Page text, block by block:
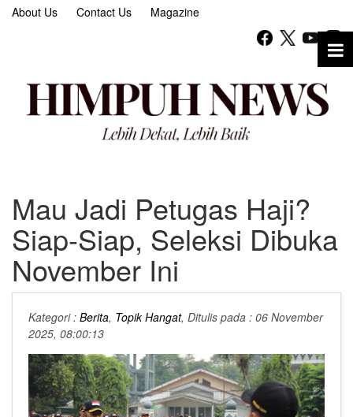
About Us Contact Us Magazine
Mau Jadi Petugas Haji?
Siap-Siap, Seleksi Dibuka
November Ini
Kategori : Berita, Topik Hangat, Ditulis pada : 06 November
2025, 08:00:13